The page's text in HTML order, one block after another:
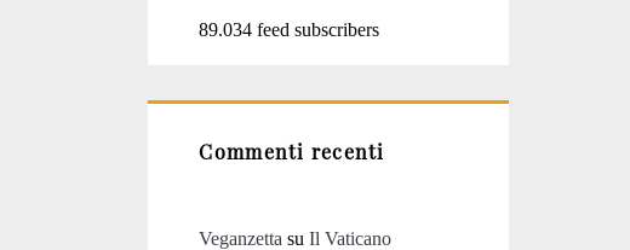
89.034 feed subscribers
Commenti recenti
Veganzetta suIl Vaticano